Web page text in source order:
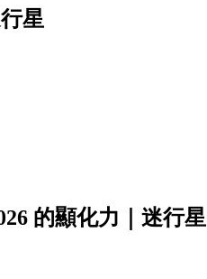
星
的顯化力｜迷行星